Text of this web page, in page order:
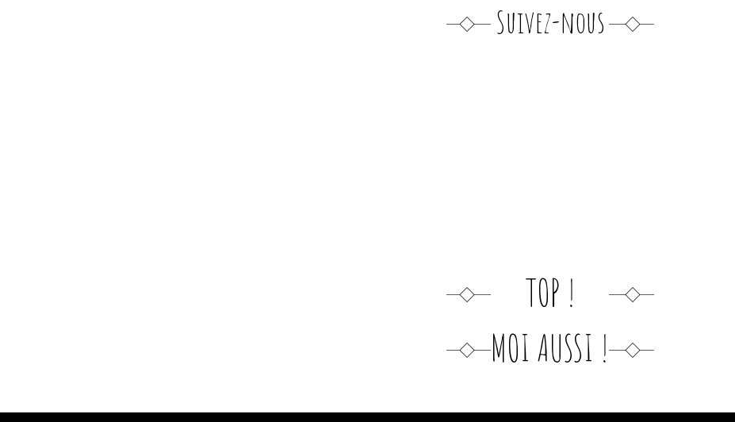
Suivez-nous
TOP !
MOI AUSSI !